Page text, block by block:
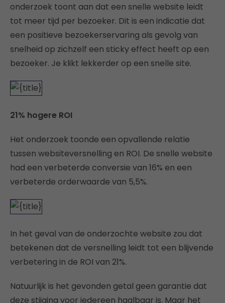
onderzoek toont aan dat een snelle website leidt
tot meer tijd per bezoeker. Dit is een indicatie dat
een positieve bezoekerservaring als gevolg van
snelheid op zichzelf een sticky effect heeft op een
bezoeker. Je klikt lekkerder op een snelle site.
21% hogere ROI
Het onderzoek toonde een opvallende relatie
tussen websiteversnelling en ROI. De snelle website
had een verbeterde conversie van 16% en een
verbeterde orderwaarde van 5,5%.
In het geval van de onderzochte website zou dat
betekenen dat de versnelling leidt tot een blijvende
verbetering in de ROI van 21%.
Natuurlijk is het gevonden getal geen garantie dat
deze stijging voor iedereen haalbaar is. Maar het